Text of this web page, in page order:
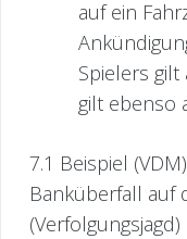
auf ein
Spielers gilt
gilt ebenso
7.1 Beispiel
Banküberfall auf